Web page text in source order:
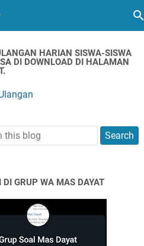
HARIAN SISWA-SISWA
DI DOWNLOAD DI HALAMAN
DI GRUP WA MAS DAYAT